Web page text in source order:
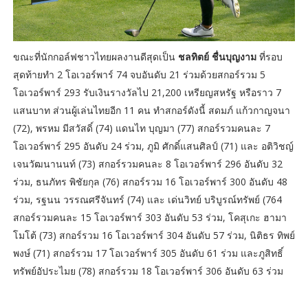
ขณะที่นักกอล์ฟชาวไทยผลงานดีสุดเป็น ชลทิตย์ ชื่นบุญงาม ที่รอบ
สุดท้ายทำ 2 โอเวอร์พาร์ 74 จบอันดับ 21 ร่วมด้วยสกอร์รวม 5
โอเวอร์พาร์ 293 รับเงินรางวัลไป 21,200 เหรียญสหรัฐ หรือราว 7
แสนบาท ส่วนผู้เล่นไทยอีก 11 คน ทำสกอร์ดังนี้ สดมภ์ แก้วกาญจนา
(72), พรหม มีสวัสดิ์ (74) แดนไท บุญมา (77) สกอร์รวมคนละ 7
โอเวอร์พาร์ 295 อันดับ 24 ร่วม, ภูมิ ศักดิ์แสนศิลป์ (71) และ อติวิชญ์
เจนวัฒนานนท์ (73) สกอร์รวมคนละ 8 โอเวอร์พาร์ 296 อันดับ 32
ร่วม, ธนภัทร พิชัยกุล (76) สกอร์รวม 16 โอเวอร์พาร์ 300 อันดับ 48
ร่วม, รฐนน วรรณศรีจันทร์ (74) และ เด่นวิทย์ บริบูรณ์ทรัพย์ (764
สกอร์รวมคนละ 15 โอเวอร์พาร์ 303 อันดับ 53 ร่วม, โคสุเกะ ฮามา
โมโต้ (73) สกอร์รวม 16 โอเวอร์พาร์ 304 อันดับ 57 ร่วม, นิติธร ทิพย์
พงษ์ (71) สกอร์รวม 17 โอเวอร์พาร์ 305 อันดับ 61 ร่วม และภูสิทธิ์
ทรัพย์อัประไมย (78) สกอร์รวม 18 โอเวอร์พาร์ 306 อันดับ 63 ร่วม